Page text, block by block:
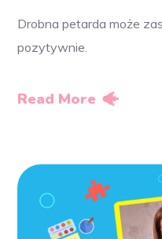
Drobna petarda może
pozytywnie.
Read More